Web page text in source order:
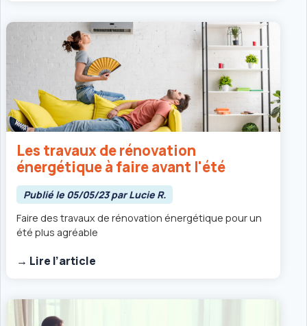
Les travaux de rénovation
énergétique à faire avant l'été
Publié le 05/05/23 par Lucie R.
Faire des travaux de rénovation énergétique pour un
été plus agréable
→ Lire l’article